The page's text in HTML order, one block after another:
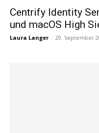
Centrify Identity
und macOS High
Laura Langer - 20. September